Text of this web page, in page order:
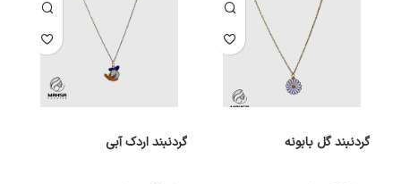
گردنبند گل بابونه گردنبند اردک آبی